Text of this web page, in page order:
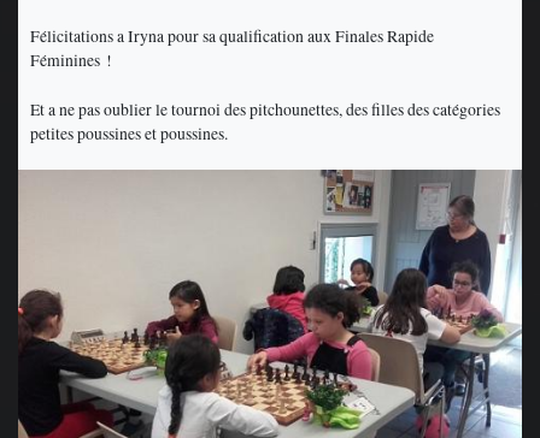
Félicitations a Iryna pour sa qualification aux Finales Rapide
Féminines !
Et a ne pas oublier le tournoi des pitchounettes, des filles des catégories
petites poussines et poussines.